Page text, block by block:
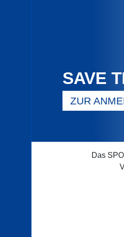
SAVE
ZUR
Das